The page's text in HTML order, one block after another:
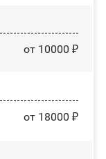
от 10000 ₽
от 18000 ₽